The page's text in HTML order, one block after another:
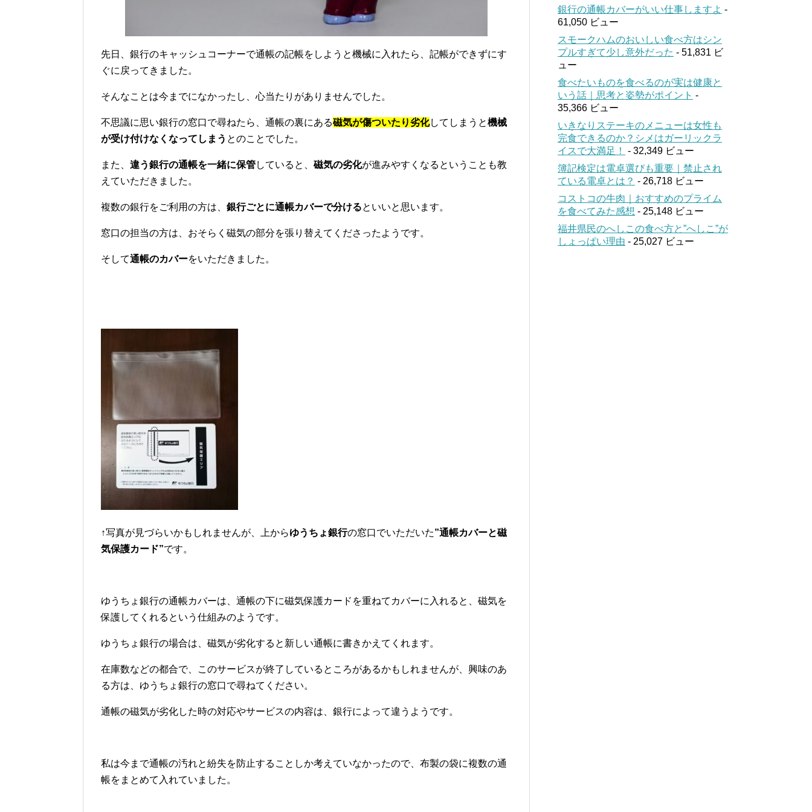
先日、銀行のキャッシュコーナーで通帳の記帳をしようと機械に入れたら、記帳ができずにす
ぐに戻ってきました。
そんなことは今までになかったし、心当たりがありませんでした。
不思議に思い銀行の窓口で尋ねたら、通帳の裏にある磁気が傷ついたり劣化してしまうと機械
が受け付けなくなってしまう とのことでした。
また、 違う銀行の通帳を一緒に保管していると、 磁気の劣化が進みやすくなるということも教
えていただきました。
複数の銀行をご利用の方は、 銀行ごとに通帳カバーで分けるといいと思います。
窓口の担当の方は、おそらく磁気の部分を張り替えてくださったようです。
そして通帳のカバーをいただきました。
↑写真が見づらいかもしれませんが、上からゆうちょ銀行の窓口でいただいた”通帳カバーと磁
気保護カード”です。
ゆうちょ銀行の通帳カバーは、通帳の下に磁気保護カードを重ねてカバーに入れると、磁気を
保護してくれるという仕組みのようです。
ゆうちょ銀行の場合は、磁気が劣化すると新しい通帳に書きかえてくれます。
在庫数などの都合で、このサービスが終了しているところがあるかもしれませんが、興味のあ
る方は、ゆうちょ銀行の窓口で尋ねてください。
通帳の磁気が劣化した時の対応やサービスの内容は、銀行によって違うようです。
私は今まで通帳の汚れと紛失を防止することしか考えていなかったので、布製の袋に複数の通
帳をまとめて入れていました。
銀行の通帳カバーがいい仕事しますよ -
61,050 ビュー
スモークハムのおいしい食べ方はシン
プルすぎて少し意外だった - 51,831 ビ
ュー
食べたいものを食べるのが実は健康と
いう話｜思考と姿勢がポイント -
35,366 ビュー
いきなりステーキのメニューは女性も
完食できるのか？シメはガーリックラ
イスで大満足！
- 32,349 ビュー
簿記検定は電卓選びも重要｜禁止され
ている電卓とは？ - 26,718 ビュー
コストコの牛肉｜おすすめのプライム
を食べてみた感想 - 25,148 ビュー
福井県民のへしこの食べ方と”へしこ”が
しょっぱい理由 - 25,027 ビュー